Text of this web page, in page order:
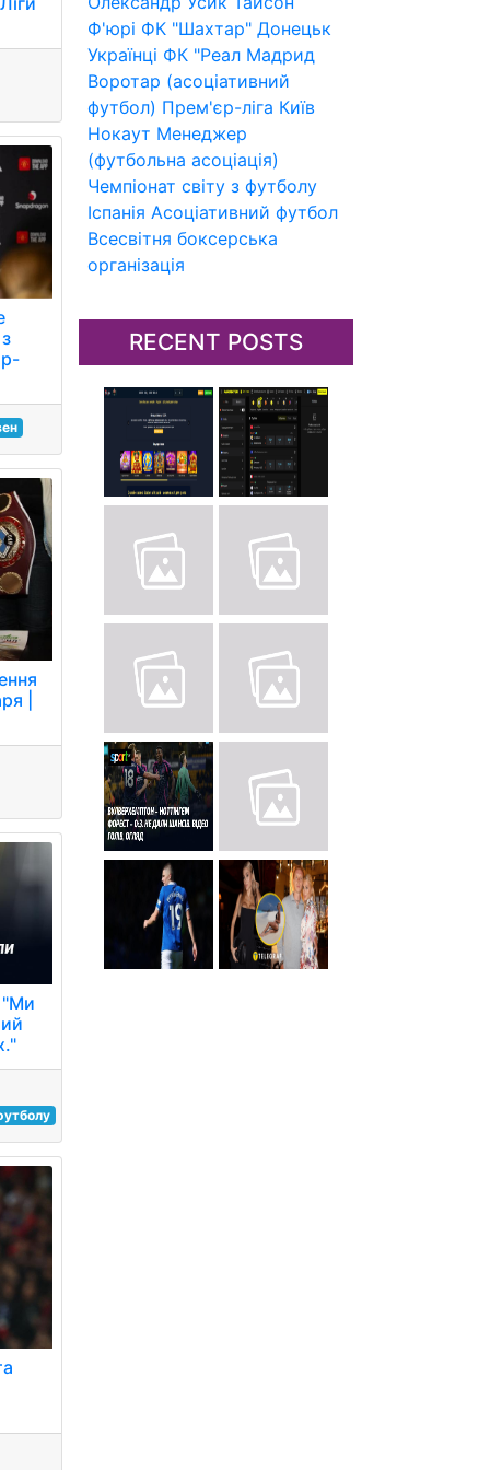
Ф'юрі ФК "Шахтар" Донецьк
Українці ФК "Реал Мадрид
Воротар (асоціативний
футбол) Прем'єр-ліга Київ
Нокаут Менеджер
(футбольна асоціація)
Чемпіонат світу з футболу
Іспанія Асоціативний футбол
Всесвітня боксерська
організація
RECENT POSTS
|